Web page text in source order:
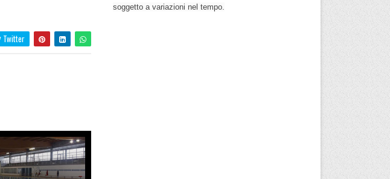
Twitter
soggetto a variazioni nel tempo.